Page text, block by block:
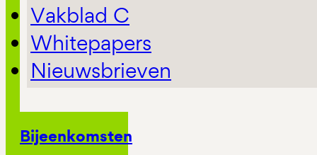
Vakblad C
Whitepapers
Nieuwsbrieven
Bijeenkomsten